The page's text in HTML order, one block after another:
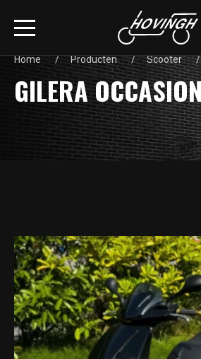
Home Producten Scooter
GILERA